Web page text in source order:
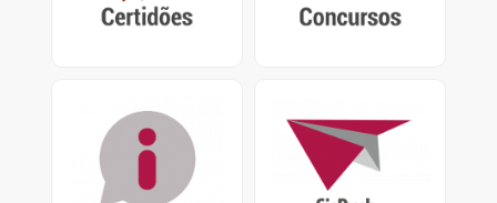
Tempo de Contribuição
Contas do Estado de São
Pedidos de Acesso nos
termos da Lei nº
12.527/2011
Sistema de
Acompanhamento e
Notificações de